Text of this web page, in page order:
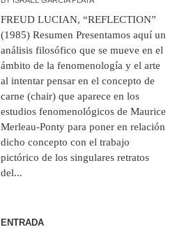
FREUD LUCIAN, “REFLECTION”
(1985) Resumen Presentamos aquí un
análisis filosófico que se mueve en el
ámbito de la fenomenología y el arte
al intentar pensar en el concepto de
carne (chair) que aparece en los
estudios fenomenológicos de Maurice
Merleau-Ponty para poner en relación
dicho concepto con el trabajo
pictórico de los singulares retratos
del...
ENTRADA